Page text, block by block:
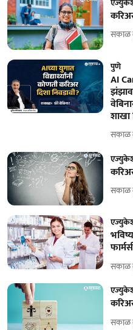
सकाळ
पुणे
AI
शाखा
सकाळ
सकाळ
सकाळ
सकाळ